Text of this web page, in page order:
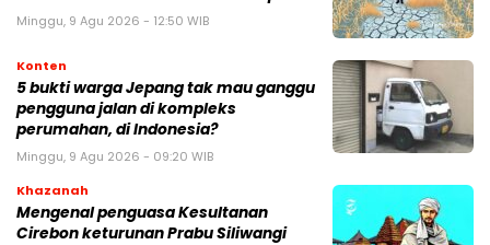
Minggu, 9 Agu 2026 - 12:50 WIB
Konten
5 bukti warga Jepang tak mau ganggu
pengguna jalan di kompleks
perumahan, di Indonesia?
Minggu, 9 Agu 2026 - 09:20 WIB
Khazanah
Mengenal penguasa Kesultanan
Cirebon keturunan Prabu Siliwangi